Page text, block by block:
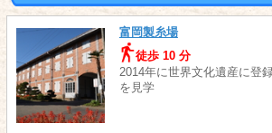
富岡製糸場
徒歩 10 分
2014年に世界文化遺産に登
を見学